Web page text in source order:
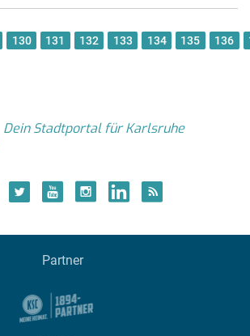
130 131 132 133 134 135 136
Dein Stadtportal für Karlsruhe
Partner